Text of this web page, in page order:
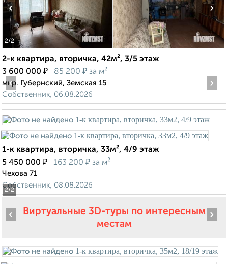
2/2
‹ ›
2-к квартира, вторичка, 42м², 3/5 этаж
3 600 000 ₽ 85 200 ₽ за м²
мкр. Губернский, Земская 15
Собственник, 06.08.2026
2/2
‹ ›
1-к квартира, вторичка, 33м², 4/9 этаж
5 450 000 ₽ 163 200 ₽ за м²
Чехова 71
Собственник, 08.08.2026
Виртуальные 3D-туры по интересным
местам
‹ ›